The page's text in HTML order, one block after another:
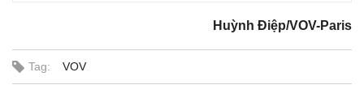
Huỳnh Điệp/VOV-Paris
Tag: VOV